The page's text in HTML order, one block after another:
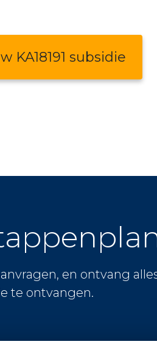
KA18191 subsidie
en ontvang
te ontvangen.